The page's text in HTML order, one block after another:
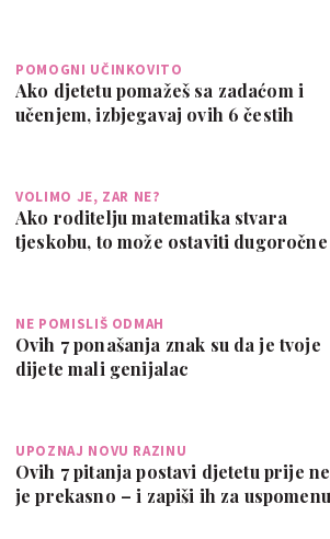
POMOGNI UČINKOVITO
Ako djetetu pomažeš sa zadaćom i
učenjem, izbjegavaj ovih 6 čestih
VOLIMO JE, ZAR NE?
Ako roditelju matematika stvara
tjeskobu, to može ostaviti dugoročne
NE POMISLIŠ ODMAH
Ovih 7 ponašanja znak su da je tvoje
dijete mali genijalac
UPOZNAJ NOVU RAZINU
Ovih 7 pitanja postavi djetetu prije
je prekasno – i zapiši ih za uspomenu